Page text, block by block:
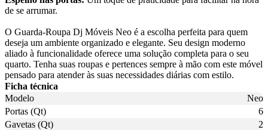
de se arrumar.
O Guarda-Roupa Dj Móveis Neo é a escolha perfeita para quem
deseja um ambiente organizado e elegante. Seu design moderno
aliado à funcionalidade oferece uma solução completa para o seu
quarto. Tenha suas roupas e pertences sempre à mão com este móvel
pensado para atender às suas necessidades diárias com estilo.
Ficha técnica
Modelo
Neo
Portas (Qt)
6
Gavetas (Qt)
2